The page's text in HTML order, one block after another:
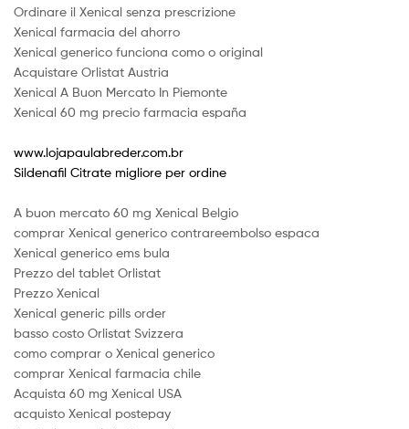
Ordinare il Xenical senza prescrizione
Xenical farmacia del ahorro
Xenical generico funciona como o original
Acquistare Orlistat Austria
Xenical A Buon Mercato In Piemonte
Xenical 60 mg precio farmacia españa
www.lojapaulabreder.com.br
Sildenafil Citrate migliore per ordine
A buon mercato 60 mg Xenical Belgio
comprar Xenical generico contrareembolso espaсa
Xenical generico ems bula
Prezzo del tablet Orlistat
Prezzo Xenical
Xenical generic pills order
basso costo Orlistat Svizzera
como comprar o Xenical generico
comprar Xenical farmacia chile
Acquista 60 mg Xenical USA
acquisto Xenical postepay